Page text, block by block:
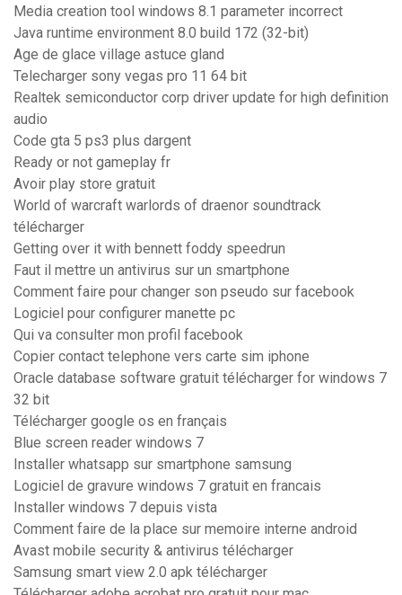
Media creation tool windows 8.1 parameter incorrect
Java runtime environment 8.0 build 172 (32-bit)
Age de glace village astuce gland
Telecharger sony vegas pro 11 64 bit
Realtek semiconductor corp driver update for high definition
audio
Code gta 5 ps3 plus dargent
Ready or not gameplay fr
Avoir play store gratuit
World of warcraft warlords of draenor soundtrack
télécharger
Getting over it with bennett foddy speedrun
Faut il mettre un antivirus sur un smartphone
Comment faire pour changer son pseudo sur facebook
Logiciel pour configurer manette pc
Qui va consulter mon profil facebook
Copier contact telephone vers carte sim iphone
Oracle database software gratuit télécharger for windows 7
32 bit
Télécharger google os en français
Blue screen reader windows 7
Installer whatsapp sur smartphone samsung
Logiciel de gravure windows 7 gratuit en francais
Installer windows 7 depuis vista
Comment faire de la place sur memoire interne android
Avast mobile security & antivirus télécharger
Samsung smart view 2.0 apk télécharger